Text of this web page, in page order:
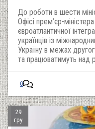
До роботи в шести
Офісі прем’єр-
євроатлантичної
українців із
Україну в межах
та працюватимуть над
0
29
гру